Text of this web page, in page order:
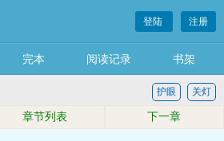
登陆 注册
完本 阅读记录 书架
关灯
护眼
章节列表 下一章